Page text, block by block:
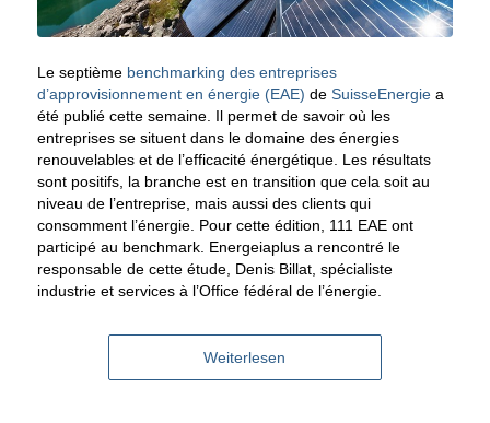
Le septième benchmarking des entreprises
d’approvisionnement en énergie (EAE) de SuisseEnergiea
été publié cette semaine. Il permet de savoir où les
entreprises se situent dans le domaine des énergies
renouvelables et de l’efficacité énergétique. Les résultats
sont positifs, la branche est en transition que cela soit au
niveau de l’entreprise, mais aussi des clients qui
consomment l’énergie. Pour cette édition, 111 EAE ont
participé au benchmark. Energeiaplus a rencontré le
responsable de cette étude, Denis Billat, spécialiste
industrie et services à l’Office fédéral de l’énergie.
Weiterlesen